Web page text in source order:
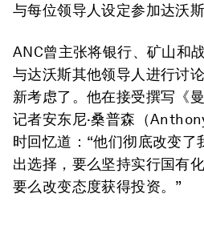
与每位领导人设定参加达沃斯
ANC曾主张将银行、矿山和
与达沃斯其他领导人进行讨
新考虑了。他在接受撰写《
记者安东尼·桑普森（
时回忆道：“他们彻底改变了
出选择，要么坚持实行国有
要么改变态度获得投资。”